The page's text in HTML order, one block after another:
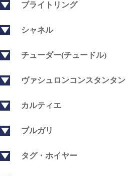
ブライトリング
シャネル
チューダー(チュードル)
ヴァシュロンコンスタンタン
カルティエ
ブルガリ
タグ・ホイヤー